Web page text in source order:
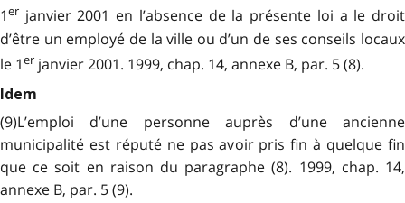
1er janvier 2001 en l’absence de la présente loi a le droit
d’être un employé de la ville ou d’un de ses conseils locaux
le 1er janvier 2001. 1999, chap. 14, annexe B, par. 5 (8).
Idem
(9)L’emploi d’une personne auprès d’une ancienne
municipalité est réputé ne pas avoir pris fin à quelque fin
que ce soit en raison du paragraphe (8). 1999, chap. 14,
annexe B, par. 5 (9).